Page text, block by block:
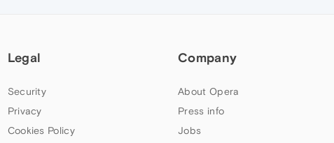
Legal
Security
Privacy
Cookies Policy
Company
About Opera
Press info
Jobs